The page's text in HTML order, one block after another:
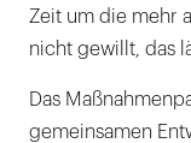
Zeit um die mehr
nicht gewillt, das
Das
gemeinsamen